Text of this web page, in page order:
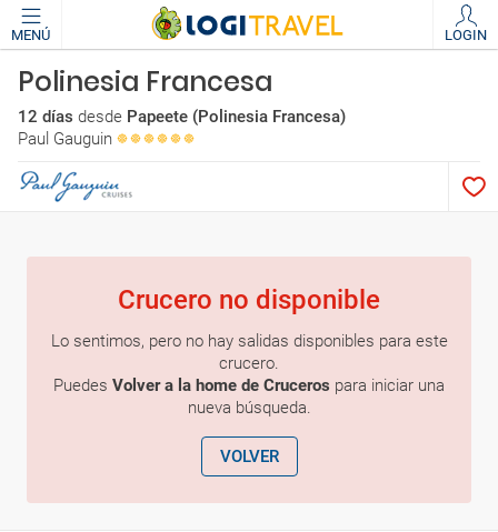
MENÚ LOGIN
Polinesia Francesa
12 días desde Papeete (Polinesia Francesa)
Paul Gauguin
Crucero no disponible
Lo sentimos, pero no hay salidas disponibles para este
crucero.
Puedes Volver a la home de Cruceros para iniciar una
nueva búsqueda.
VOLVER